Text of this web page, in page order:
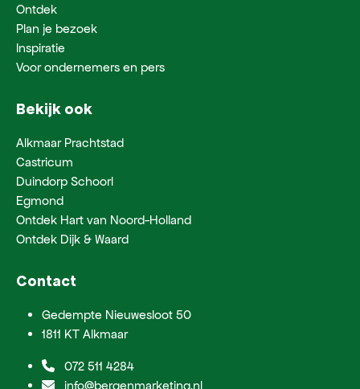
Ontdek
Plan je bezoek
Inspiratie
Voor ondernemers en pers
Bekijk ook
Alkmaar Prachtstad
Castricum
Duindorp Schoorl
Egmond
Ontdek Hart van Noord-Holland
Ontdek Dijk & Waard
Contact
Gedempte Nieuwesloot 50
1811 KT Alkmaar
072 511 4284
info@bergenmarketing.nl